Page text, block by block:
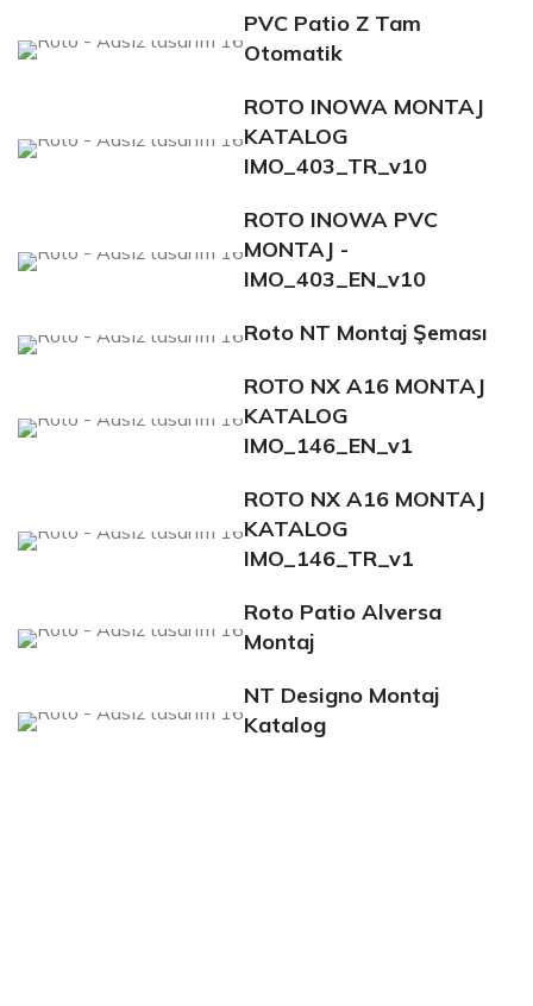
PVC Patio Z Tam
Otomatik
ROTO INOWA MONTAJ
KATALOG
IMO_403_TR_v10
ROTO INOWA PVC
MONTAJ -
IMO_403_EN_v10
Roto NT Montaj Şeması
ROTO NX A16 MONTAJ
KATALOG
IMO_146_EN_v1
ROTO NX A16 MONTAJ
KATALOG
IMO_146_TR_v1
Roto Patio Alversa
Montaj
NT Designo Montaj
Katalog